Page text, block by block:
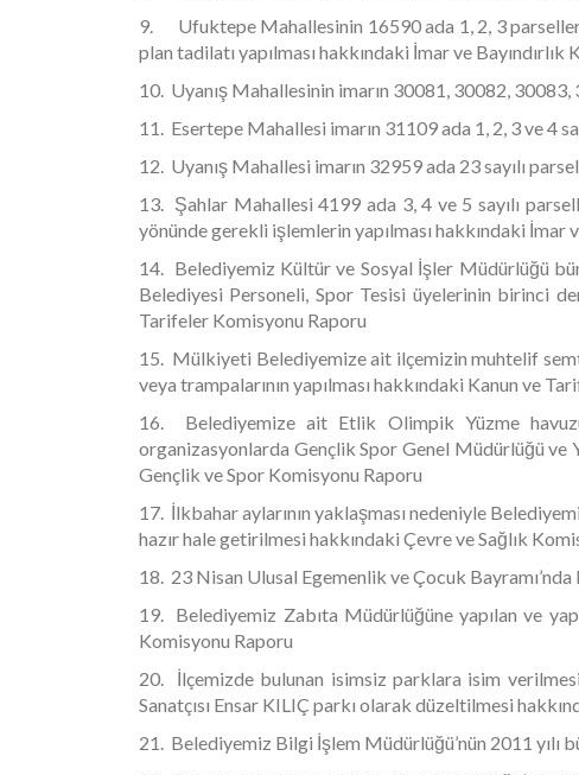
9. Ufuktepe Mahallesinin 16590 ada 1, 2, 3 parseller,
plan tadilatı yapılması hakkındaki İmar ve Bayındırlık
10. Uyanış Mahallesinin imarın 30081, 30082, 30083,
11. Esertepe Mahallesi imarın 31109 ada 1, 2, 3 ve 4
12. Uyanış Mahallesi imarın 32959 ada 23 sayılı
13. Şahlar Mahallesi 4199 ada 3, 4 ve 5 sayılı
yönünde gerekli işlemlerin yapılması hakkındaki İmar
14. Belediyemiz Kültür ve Sosyal İşler Müdürlüğü
Belediyesi Personeli, Spor Tesisi üyelerinin birinci
Tarifeler Komisyonu Raporu
15. Mülkiyeti Belediyemize ait ilçemizin muhtelif
veya trampalarının yapılması hakkındaki Kanun ve
16. Belediyemize ait Etlik Olimpik Yüzme
organizasyonlarda Gençlik Spor Genel Müdürlüğü ve
Gençlik ve Spor Komisyonu Raporu
17. İlkbahar aylarının yaklaşması nedeniyle
hazır hale getirilmesi hakkındaki Çevre ve Sağlık
18. 23 Nisan Ulusal Egemenlik ve Çocuk
19. Belediyemiz Zabıta Müdürlüğüne yapılan ve
Komisyonu Raporu
20. İlçemizde bulunan isimsiz parklara isim
Sanatçısı Ensar KILIÇ parkı olarak düzeltilmesi
21. Belediyemiz Bilgi İşlem Müdürlüğü’nün 2011 yılı